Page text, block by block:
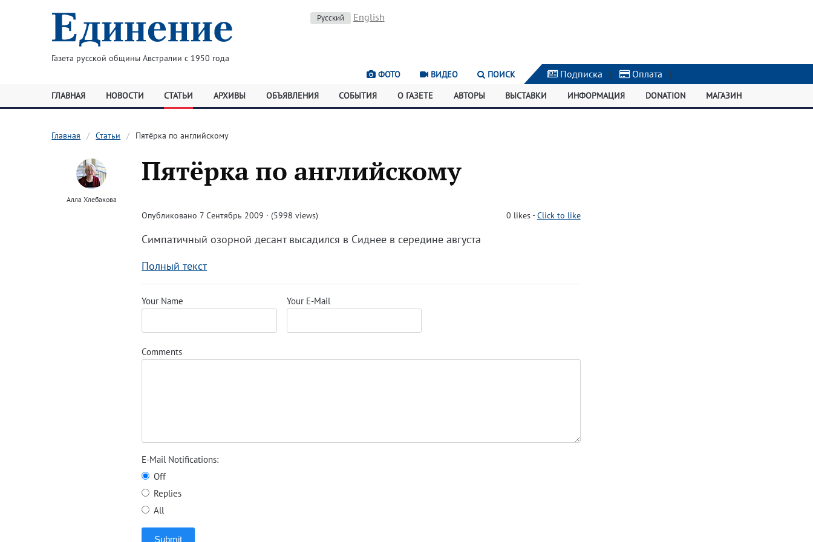
Газета русской общины Австралии с 1950 года
Русский English
ФОТО ВИДЕО ПОИСК Подписка | Оплата |
ГЛАВНАЯ НОВОСТИ СТАТЬИ АРХИВЫ ОБЪЯВЛЕНИЯ СОБЫТИЯ О ГАЗЕТЕ АВТОРЫ ВЫСТАВКИ ИНФОРМАЦИЯ DONATION МАГАЗИН
Главная Статьи Пятёрка по английскому
Алла Хлебакова
Пятёрка по английскому
Опубликовано 7 Сентябрь 2009 · (5998 views) 0 likes-Click to like
Симпатичный озорной десант высадился в Сиднее в середине августа
Полный текст
Your Name Your E-Mail
Comments
E-Mail Notifications:
Off
Replies
All
Submit